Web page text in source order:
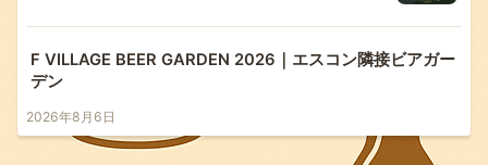
F VILLAGE BEER GARDEN 2026｜エスコン隣接ビアガー
デン
2026年8月6日